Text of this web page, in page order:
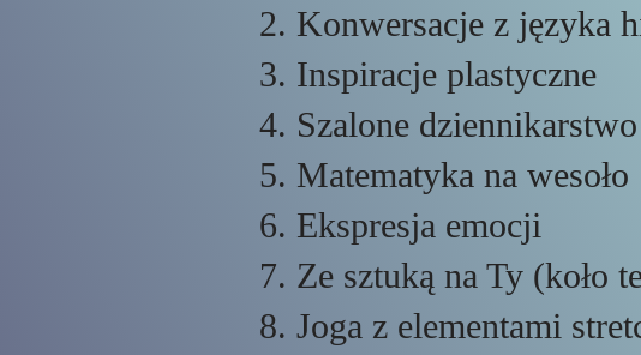
2. Konwersacje z języka
3. Inspiracje plastyczne
4. Szalone dziennikarstwo
5. Matematyka na wesoło
6. Ekspresja emocji
7. Ze sztuką na Ty (koło
8. Joga z elementami